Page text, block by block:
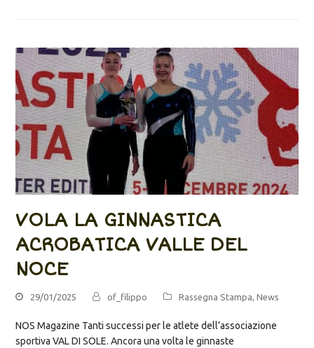
VOLA LA GINNASTICA
ACROBATICA VALLE DEL
NOCE
29/01/2025 of_filippo Rassegna Stampa,News
NOS Magazine Tanti successi per le atlete dell’associazione
sportiva VAL DI SOLE. Ancora una volta le ginnaste